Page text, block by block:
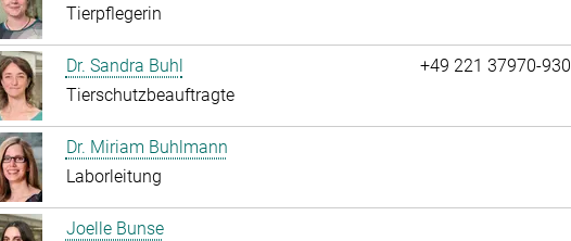
Tierpflegerin
Dr. Sandra Buhl
Tierschutzbeauftragte
+49 221 37970-930
Dr. Miriam Buhlmann
Laborleitung
Joelle Bunse